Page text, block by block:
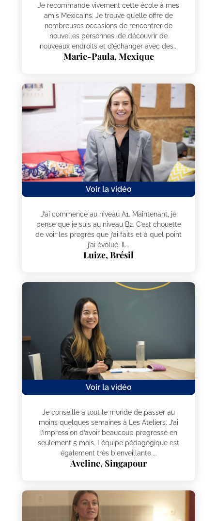
Je recommande vivement cette école à mes
amis Mexicains. Je trouve qu’elle offre de
nombreuses occasions de rencontrer de
nouvelles personnes, de découvrir de
nouveaux endroits et d’échanger avec des...
Marie-Paula, Mexique
Voir la vidéo
J’ai commencé au niveau A1. Maintenant, je
pense que je suis au niveau B2. C’est chouette
de voir les progrès que j’ai faits et à quel point
j’ai évolué. Il...
Luize, Brésil
Voir la vidéo
Je conseille à tout le monde de passer au
moins quelques semaines à Les Ateliers. J’ai
l’impression d’avoir beaucoup progressé en
seulement 5 mois. L’équipe pédagogique est
également très bienveillante....
Aveline, Singapour